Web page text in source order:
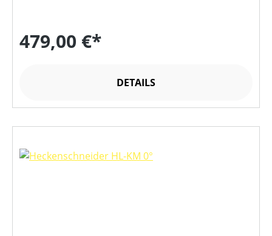
479,00 €*
DETAILS